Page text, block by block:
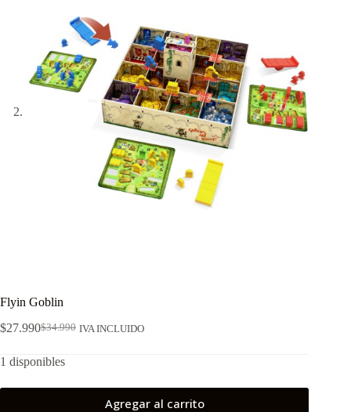
Flyin Goblin
$34.990
El
original
$34.990.
$27.990El
actual
$27.990.
IVA INCLUIDO
1 disponibles
Agregar al carrito